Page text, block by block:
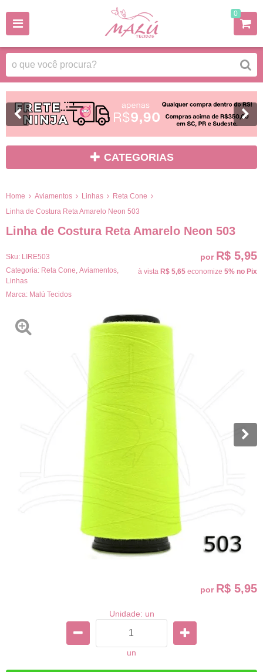
0
CATEGORIAS
Home Aviamentos Linhas
Reta Cone
Linha de Costura Reta Amarelo Neon 503
Linha de Costura Reta Amarelo Neon 503
Sku: LIRE503
Categoria: Reta Cone Aviamentos
Linhas
Marca: Malú Tecidos
por R$ 5,95
à vista R$ 5,65 economize 5% no Pix
por R$ 5,95
Unidade: un
un